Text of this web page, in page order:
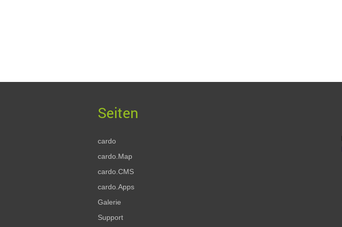
cardo
cardo.Map
cardo.CMS
cardo.Apps
Galerie
Support